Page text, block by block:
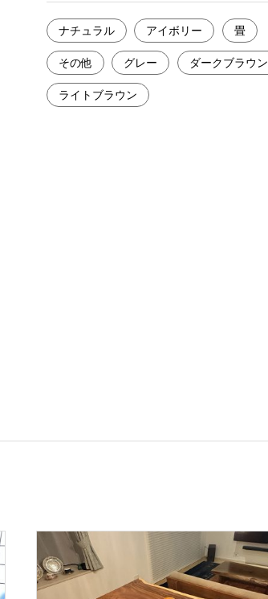
ナチュラル アイボリー 畳
その他 グレー ダークブラウン
ライトブラウン